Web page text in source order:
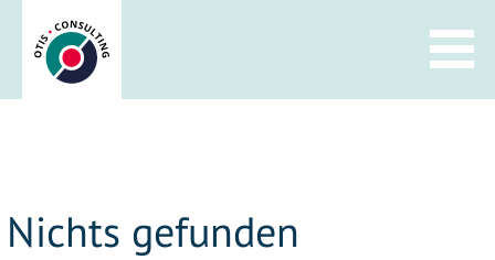
Inhalt
springen
Nichts gefunden